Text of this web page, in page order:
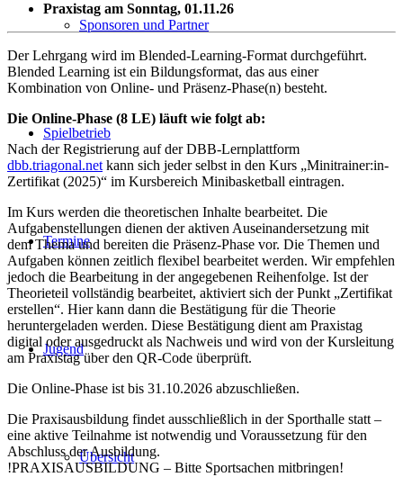
Sponsoren und Partner
Spielbetrieb
Termine
Jugend
Übersicht
Praxistag am Sonntag, 01.11.26
Der Lehrgang wird im Blended-Learning-Format durchgeführt.
Blended Learning ist ein Bildungsformat, das aus einer
Kombination von Online- und Präsenz-Phase(n) besteht.
Die Online-Phase (8 LE) läuft wie folgt ab:
Nach der Registrierung auf der DBB-Lernplattform
dbb.triagonal.net kann sich jeder selbst in den Kurs „Minitrainer:in-
Zertifikat (2025)“ im Kursbereich Minibasketball eintragen.
Im Kurs werden die theoretischen Inhalte bearbeitet. Die
Aufgabenstellungen dienen der aktiven Auseinandersetzung mit
dem Thema und bereiten die Präsenz-Phase vor. Die Themen und
Aufgaben können zeitlich flexibel bearbeitet werden. Wir empfehlen
jedoch die Bearbeitung in der angegebenen Reihenfolge. Ist der
Theorieteil vollständig bearbeitet, aktiviert sich der Punkt „Zertifikat
erstellen“. Hier kann dann die Bestätigung für die Theorie
heruntergeladen werden. Diese Bestätigung dient am Praxistag
digital oder ausgedruckt als Nachweis und wird von der Kursleitung
am Praxistag über den QR-Code überprüft.
Die Online-Phase ist bis 31.10.2026 abzuschließen.
Die Praxisausbildung findet ausschließlich in der Sporthalle statt –
eine aktive Teilnahme ist notwendig und Voraussetzung für den
Abschluss der Ausbildung.
!PRAXISAUSBILDUNG – Bitte Sportsachen mitbringen!